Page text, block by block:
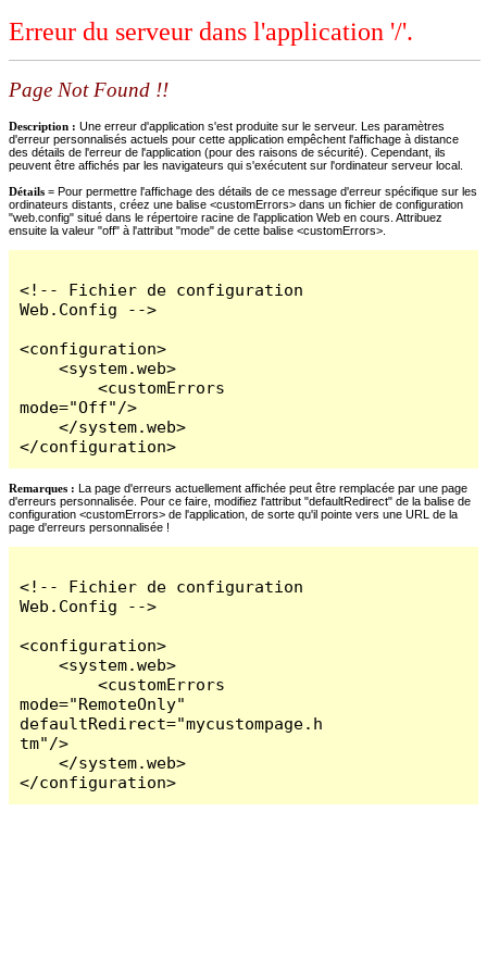
Erreur du serveur dans l'application '/'.
Page Not Found !!
Description : Une erreur d'application s'est produite sur le serveur. Les paramètres
d'erreur personnalisés actuels pour cette application empêchent l'affichage à distance
des détails de l'erreur de l'application (pour des raisons de sécurité). Cependant, ils
peuvent être affichés par les navigateurs qui s'exécutent sur l'ordinateur serveur local.
Détails = Pour permettre l'affichage des détails de ce message d'erreur spécifique sur les
ordinateurs distants, créez une balise <customErrors> dans un fichier de configuration
"web.config" situé dans le répertoire racine de l'application Web en cours. Attribuez
ensuite la valeur "off" à l'attribut "mode" de cette balise <customErrors>.
<!-- Fichier de configuration
Web.Config -->
<configuration>
    <system.web>
        <customErrors
mode="Off"/>
    </system.web>
</configuration>
Remarques : La page d'erreurs actuellement affichée peut être remplacée par une page
d'erreurs personnalisée. Pour ce faire, modifiez l'attribut "defaultRedirect" de la balise de
configuration <customErrors> de l'application, de sorte qu'il pointe vers une URL de la
page d'erreurs personnalisée !
<!-- Fichier de configuration
Web.Config -->
<configuration>
    <system.web>
        <customErrors
mode="RemoteOnly"
defaultRedirect="mycustompage.h
tm"/>
    </system.web>
</configuration>